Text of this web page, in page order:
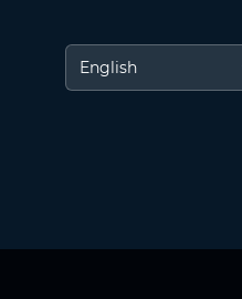
English